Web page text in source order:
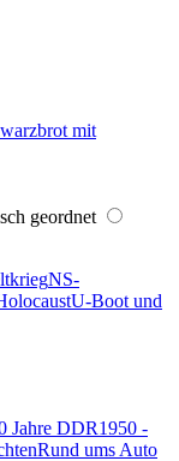
mit
geordnet
NS-
U-Boot und
Jahre DDR1950 -
Rund ums Auto